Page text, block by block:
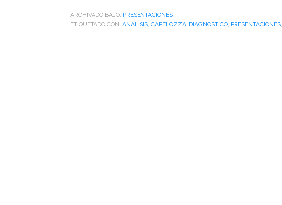
sobre
patrones
ARCHIVADO BAJO: PRESENTACIONES
ETIQUETADO CON: ANALISIS, CAPELOZZA, DIAGNOSTICO, PRESENTACIONES,